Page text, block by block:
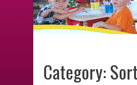
Category: